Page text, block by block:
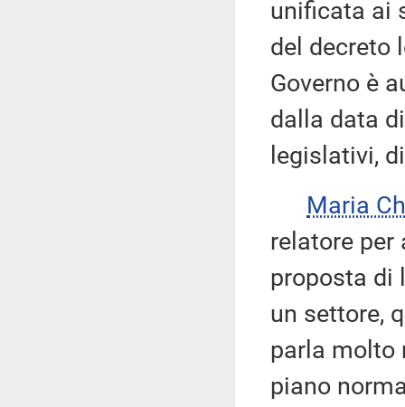
unificata ai
del decreto
Governo è
dalla data
legislativi,
Maria
relatore
proposta di
un settore,
parla molto
piano